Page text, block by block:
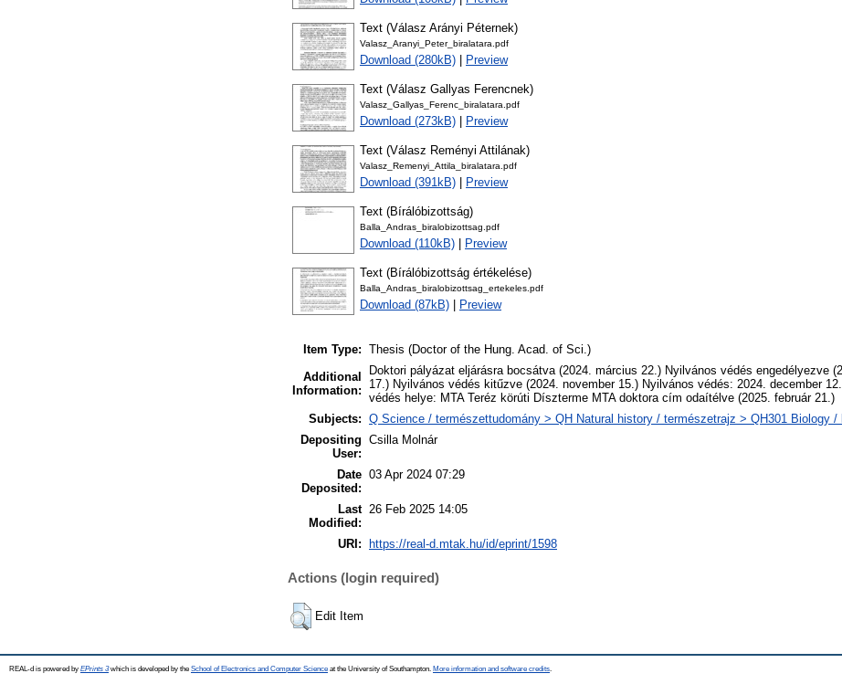
Text (Válasz Arányi Péternek)
Valasz_Aranyi_Peter_biralatara.pdf
Download (280kB) Preview
Text (Válasz Gallyas Ferencnek)
Valasz_Gallyas_Ferenc_biralatara.pdf
Download (273kB) Preview
Text (Válasz Reményi Attilának)
Valasz_Remenyi_Attila_biralatara.pdf
Download (391kB) Preview
Text (Bírálóbizottság)
Balla_Andras_biralobizottsag.pdf
Download (110kB) Preview
Text (Bírálóbizottság értékelése)
Balla_Andras_biralobizottsag_ertekeles.pdf
Download (87kB) Preview
Item Type: Thesis (Doctor of the Hung. Acad. of Sci.)
Additional
Information:
Doktori pályázat eljárásra bocsátva (2024. március 22.) Nyilvános védés engedélyezve
17.) Nyilvános védés kitűzve (2024. november 15.) Nyilvános védés: 2024. december
védés helye: MTA Teréz körúti Díszterme MTA doktora cím odaítélve (2025. február 21.)
Subjects: Q Science / természettudomány > QH Natural history / természetrajz > QH301 Biology /
Depositing
User:
Csilla Molnár
Date
Deposited:
03 Apr 2024 07:29
Last
Modified:
26 Feb 2025 14:05
URI: https://real-d.mtak.hu/id/eprint/1598
Actions (login required)
Edit Item
REAL-d is powered by EPrints 3which is developed by the School of Electronics and Computer Science at the University of Southampton. More information and software credits